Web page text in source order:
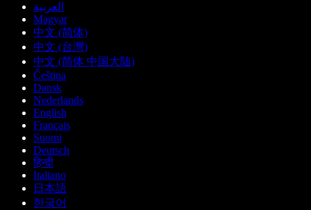
العربية
Magyar
中文 (简体)
中文 (台灣)
中文 (简体 中国大陆)
Čeština
Dansk
Nederlands
English
Français
Suomi
Deutsch
हिन्दी
Italiano
日本語
한국어